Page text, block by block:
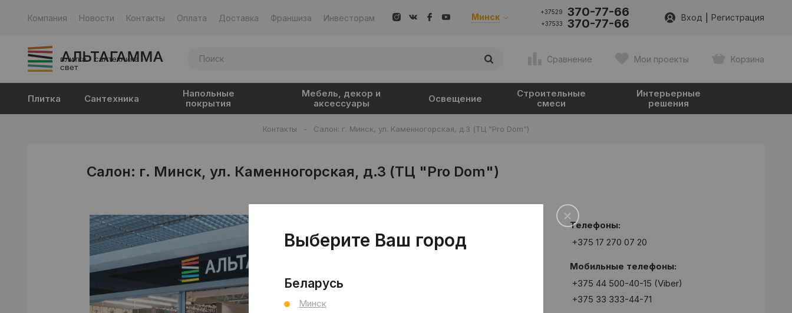
Компания Новости Контакты Оплата Доставка Франшиза Инвесторам Минск +37529 370-77-66
+37533 370-77-66 Вход Регистрация
плитка · сантехника ·
свет
Сравнение Мои проекты Корзина
Плитка Сантехника
Напольные
покрытия
Мебель, декор и
аксессуары
Освещение
Строительные
смеси
Интерьерные
решения
Контакты - Салон: г. Минск, ул. Каменногорская, д.3 (ТЦ "Pro Dom")
Салон: г. Минск, ул. Каменногорская, д.3 (ТЦ "Pro Dom")
Телефоны:
+375 17 270 07 20
Мобильные телефоны:
+375 44 500-40-15 (Viber)
+375 33 333-44-71
Выберите Ваш город
Беларусь
Минск